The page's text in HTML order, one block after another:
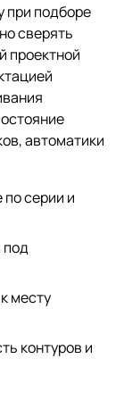
при подборе
сверять
проектной
автоматики
серии и
под
месту
контуров и